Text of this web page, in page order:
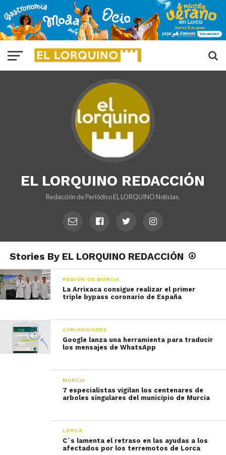
EL LORQUINO REDACCIÓN
Redacción de Periódico EL LORQUINO Noticias.
Stories By EL LORQUINO REDACCIÓN
REGIÓN DE MURCIA
La Arrixaca consigue realizar el primer
triple bypass coronario de España
CURIOSIDADES
Google lanza una herramienta para traducir
los mensajes de WhatsApp
MURCIA
7 especialistas vigilan los centenares de
arboles singulares del municipio de Murcia
LORCA
C´s lamenta el retraso en las ayudas a los
afectados por los terremotos de Lorca